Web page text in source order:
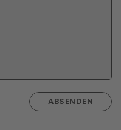
ABSENDEN